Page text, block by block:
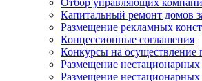
Отбор управляющих
Капитальный ремонт домов
Размещение рекламных
Концессионные соглашения
Конкурсы на
Размещение нестационарных
Размещение